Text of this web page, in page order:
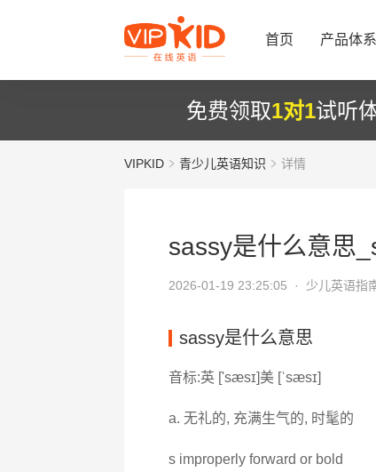
首页 产品体系
免费领取1对1试听
VIPKID 青少儿英语知识 详情
sassy是什么意思
2026-01-19 23:25:05 · 少儿英语指
sassy是什么意思
音标:英 ['sæsɪ]美 [ˈsæsɪ]
a. 无礼的, 充满生气的, 时髦的
s improperly forward or bold